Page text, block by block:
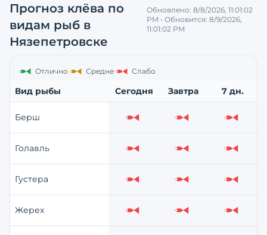
Прогноз клёва по
видам рыб в
Нязепетровске
Обновлено:8/8/2026, 11:01:02
PM • Обновится:8/9/2026,
11:01:02 PM
Отлично Средне Слабо
Вид рыбы Сегодня Завтра 7 дн.
Берш Слабо Слабо Слабо
Голавль Слабо Слабо Слабо
Густера Слабо Слабо Слабо
Жерех Слабо Слабо Слабо